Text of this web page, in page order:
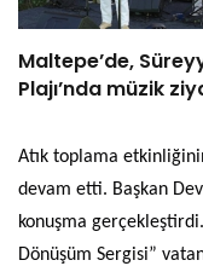
Maltepe’de,
Plajı’nda müzik
Atık toplama
devam etti. Başkan
konuşma
Dönüşüm Sergisi”